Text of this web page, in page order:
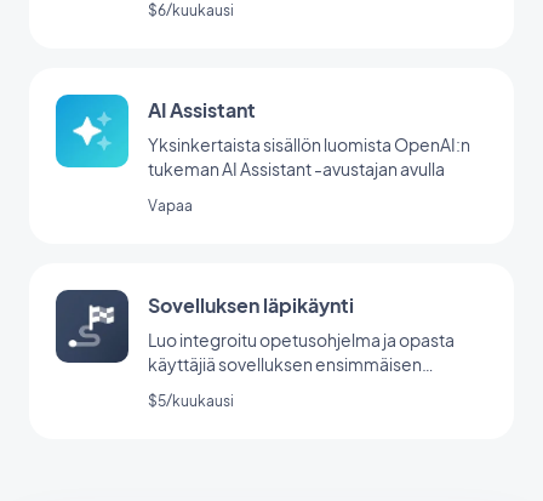
$6/kuukausi
AI Assistant
Yksinkertaista sisällön luomista OpenAI:n
tukeman AI Assistant -avustajan avulla
Vapaa
Sovelluksen läpikäynti
Luo integroitu opetusohjelma ja opasta
käyttäjiä sovelluksen ensimmäisen
käynnistyksen aikana.
$5/kuukausi